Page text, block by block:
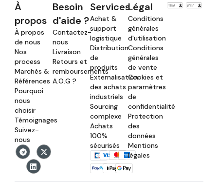
À
propos
À propos
de nous
Nos
process
Marchés &
Références
Pourquoi
nous
choisir
Témoignages
Suivez-
nous
Besoin
d'aide ?
Contactez-
nous
Livraison
Retours et
remboursements
A.O.G ?
Services
Achat &
support
logistique
Distribution
de
produits
Externalisation
des achats
industriels
Sourcing
complexe
Achats
100%
sécurisés
Légal
Conditions
générales
d'utilisation
Conditions
générales
de vente
Cookies et
paramètres
de
confidentialité
Protection
des
données
Mentions
légales